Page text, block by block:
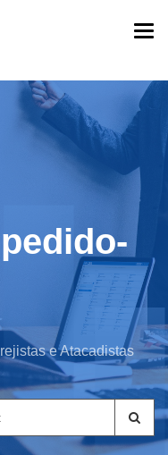
e Atacadistas